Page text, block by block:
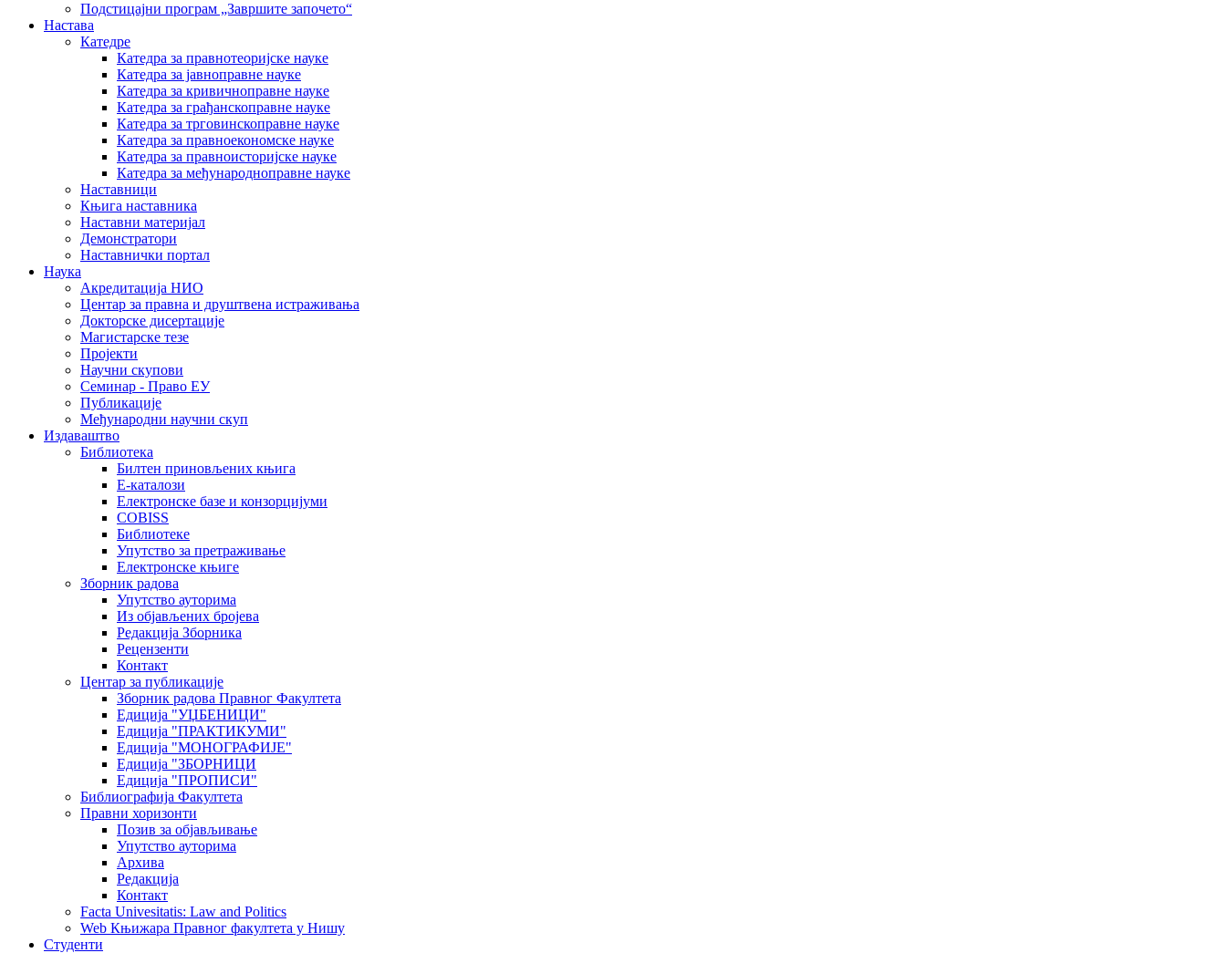
Подстицајни програм „Завршите започето“
Настава
Катедре
Катедра за правнотеоријске науке
Катедра за јавноправне науке
Катедра за кривичноправне науке
Катедра за грађанскоправне науке
Катедра за трговинскоправне науке
Катедра за правноекономске науке
Катедра за правноисторијске науке
Катедра за међународноправне науке
Наставници
Књига наставника
Наставни материјал
Демонстратори
Наставнички портал
Наука
Акредитација НИО
Центар за правна и друштвена истраживања
Докторске дисертације
Магистарске тезе
Пројекти
Научни скупови
Семинар - Право ЕУ
Публикације
Међународни научни скуп
Издаваштво
Библиотека
Билтен приновљених књига
Е-каталози
Електронске базе и конзорцијуми
COBISS
Библиотеке
Упутство за претраживање
Електронске књиге
Зборник радова
Упутство ауторима
Из објављених бројева
Редакција Зборника
Рецензенти
Контакт
Центар за публикације
Зборник радова Правног Факултета
Едиција "УЏБЕНИЦИ"
Едиција "ПРАКТИКУМИ"
Едиција "МОНОГРАФИЈЕ"
Едиција "ЗБОРНИЦИ
Едиција "ПРОПИСИ"
Библиографија Факултета
Правни хоризонти
Позив за објављивање
Упутство ауторима
Архива
Редакција
Контакт
Facta Univesitatis: Law and Politics
Web Књижара Правног факултета у Нишу
Студенти